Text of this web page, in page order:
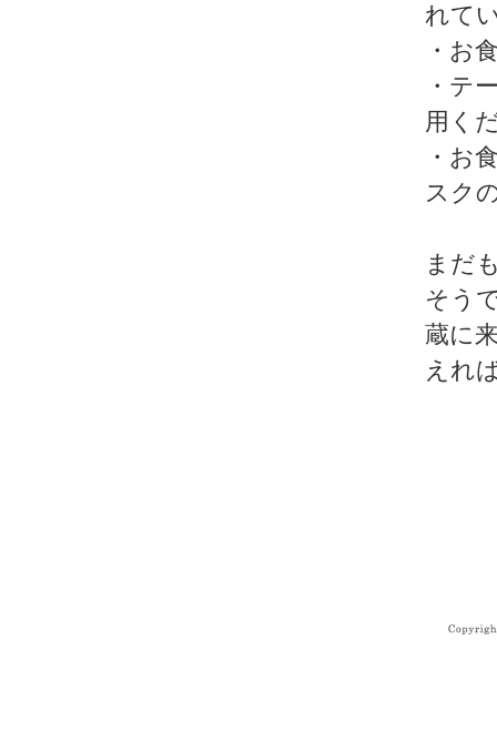
れて
・お
・テ
用く
・お
スク
まだ
そう
蔵に
えれ